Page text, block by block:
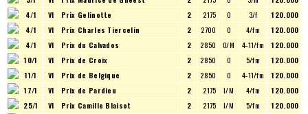
4/1
VI Prix Gelinotte 2 2175 O 3/f
120.000
4/1
VI Prix Charles Tiercelin 2 2700 O 4/fm
120.000
4/1
VI Prix du Calvados 2 2850 O/M 4-11/fm
120.000
10/1
VI Prix de Croix 2 2850 O 5/fm
120.000
11/1
VI Prix de Belgique 2 2850 O 4-11/fm
120.000
17/1
VI Prix de Pardieu 2 2175 I/M 4/fm
120.000
25/1
VI Prix Camille Blaisot 2 2175 I/M 5/fm
120.000